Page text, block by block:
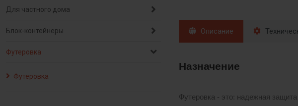
Для частного дома
Блок-контейнеры
Футеровка
Футеровка
Описание
Назначение
Футеровка - это: надежная